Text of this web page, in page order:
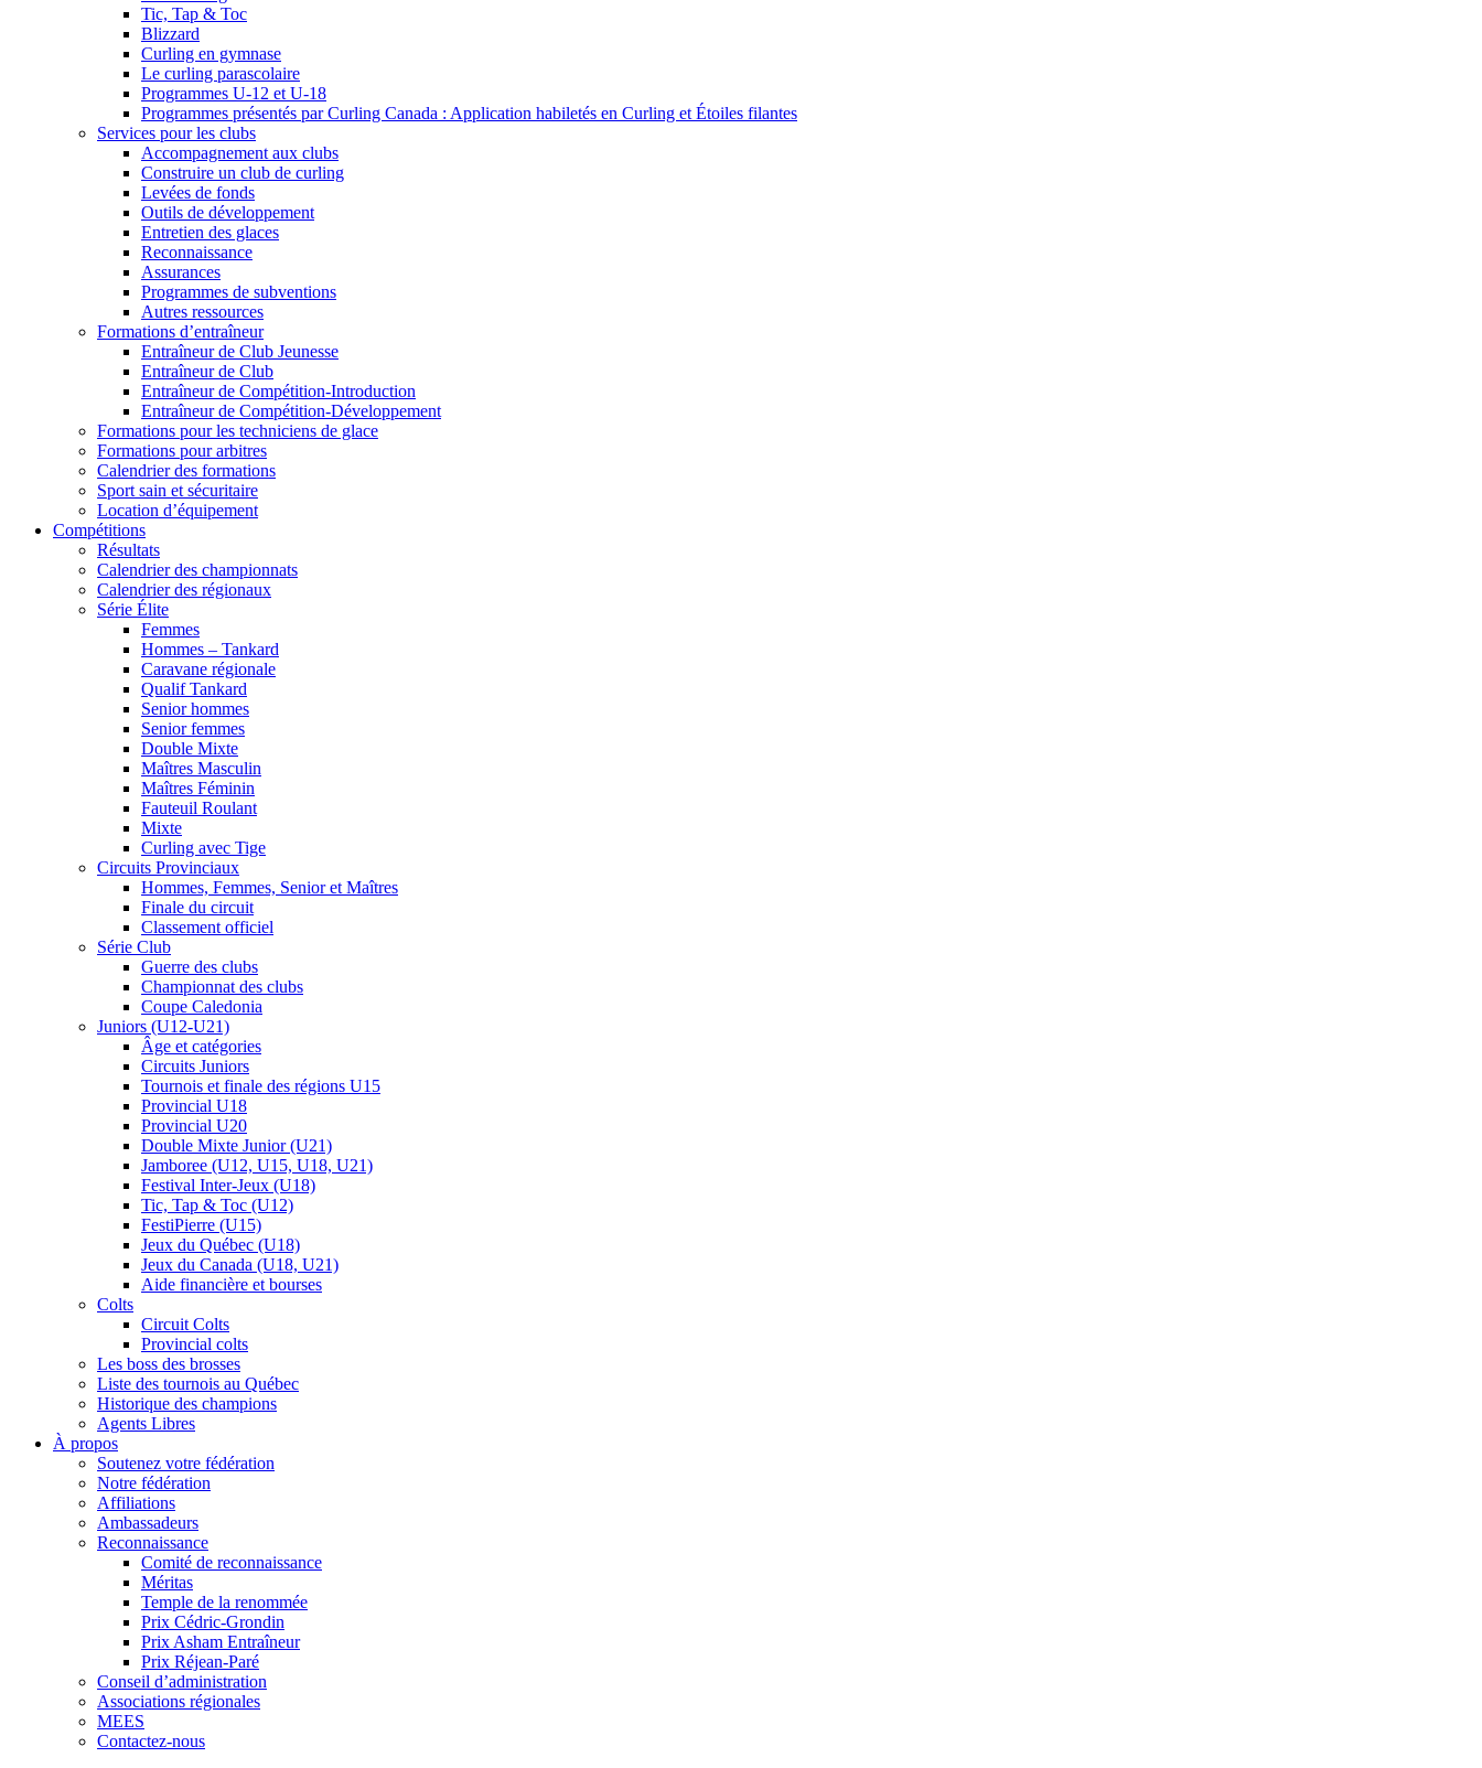
Tic, Tap & Toc
Blizzard
Curling en gymnase
Le curling parascolaire
Programmes U-12 et U-18
Programmes présentés par Curling Canada : Application habiletés en Curling et Étoiles filantes
Services pour les clubs
Accompagnement aux clubs
Construire un club de curling
Levées de fonds
Outils de développement
Entretien des glaces
Reconnaissance
Assurances
Programmes de subventions
Autres ressources
Formations d’entraîneur
Entraîneur de Club Jeunesse
Entraîneur de Club
Entraîneur de Compétition-Introduction
Entraîneur de Compétition-Développement
Formations pour les techniciens de glace
Formations pour arbitres
Calendrier des formations
Sport sain et sécuritaire
Location d’équipement
Compétitions
Résultats
Calendrier des championnats
Calendrier des régionaux
Série Élite
Femmes
Hommes – Tankard
Caravane régionale
Qualif Tankard
Senior hommes
Senior femmes
Double Mixte
Maîtres Masculin
Maîtres Féminin
Fauteuil Roulant
Mixte
Curling avec Tige
Circuits Provinciaux
Hommes, Femmes, Senior et Maîtres
Finale du circuit
Classement officiel
Série Club
Guerre des clubs
Championnat des clubs
Coupe Caledonia
Juniors (U12-U21)
Âge et catégories
Circuits Juniors
Tournois et finale des régions U15
Provincial U18
Provincial U20
Double Mixte Junior (U21)
Jamboree (U12, U15, U18, U21)
Festival Inter-Jeux (U18)
Tic, Tap & Toc (U12)
FestiPierre (U15)
Jeux du Québec (U18)
Jeux du Canada (U18, U21)
Aide financière et bourses
Colts
Circuit Colts
Provincial colts
Les boss des brosses
Liste des tournois au Québec
Historique des champions
Agents Libres
À propos
Soutenez votre fédération
Notre fédération
Affiliations
Ambassadeurs
Reconnaissance
Comité de reconnaissance
Méritas
Temple de la renommée
Prix Cédric-Grondin
Prix Asham Entraîneur
Prix Réjean-Paré
Conseil d’administration
Associations régionales
MEES
Contactez-nous